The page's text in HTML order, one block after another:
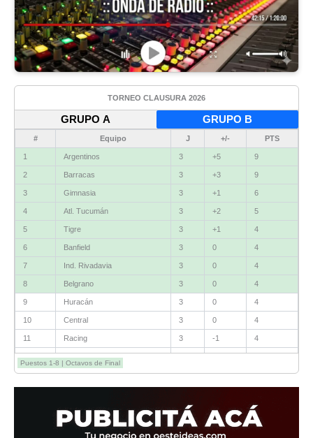
TORNEO CLAUSURA 2026
GRUPO A GRUPO B
# Equipo J +/- PTS
1 Argentinos 3 +5 9
2 Barracas 3 +3 9
3 Gimnasia 3 +1 6
4 Atl. Tucumán 3 +2 5
5 Tigre 3 +1 4
6 Banfield 3 0 4
7 Ind. Rivadavia 3 0 4
8 Belgrano 3 0 4
9 Huracán 3 0 4
10 Central 3 0 4
11 Racing 3 -1 4
12 Estudiantes RC
13 Sarmiento 3 -1 3
River -3 0
Puestos 1-8 | Octavos de Final